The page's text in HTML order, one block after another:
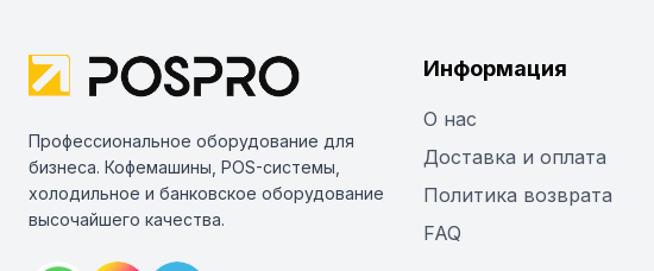
Профессиональное оборудование для
бизнеса. Кофемашины, POS-системы,
холодильное и банковское оборудование
высочайшего качества.
Информация
О нас
Доставка и оплата
Политика возврата
FAQ